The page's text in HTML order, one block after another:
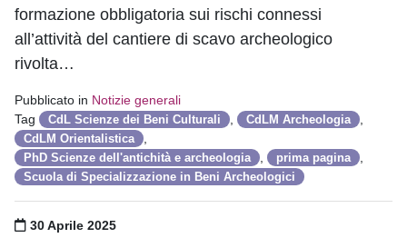
formazione obbligatoria sui rischi connessi
all’attività del cantiere di scavo archeologico
rivolta…
Pubblicato in Notizie generali
Tag
CdL Scienze dei Beni Culturali CdLM Archeologia
CdLM Orientalistica
PhD Scienze dell'antichità e archeologia prima pagina
Scuola di Specializzazione in Beni Archeologici
Pubblicato il
30 Aprile 2025